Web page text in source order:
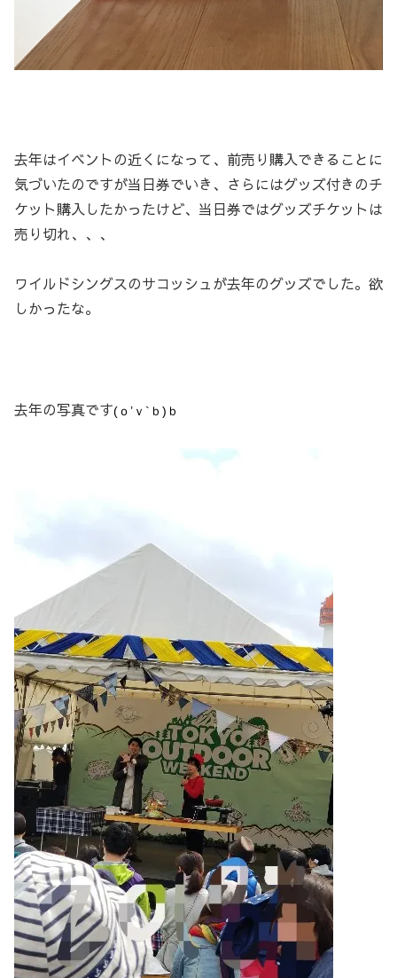
去年はイベントの近くになって、前売り購入できることに
気づいたのですが当日券でいき、さらにはグッズ付きのチ
ケット購入したかったけど、当日券ではグッズチケットは
売り切れ、、、
ワイルドシングスのサコッシュが去年のグッズでした。欲
しかったな。
去年の写真です(ｏ’ｖ`ｂ)ｂ